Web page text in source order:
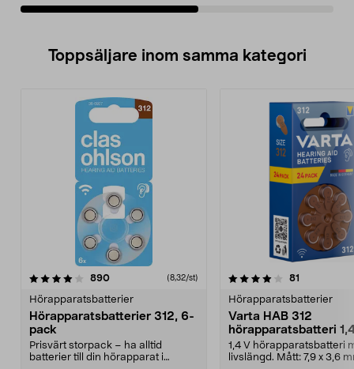
Toppsäljare inom samma kategori
890recensioner (8,32/st)
Hörapparatsbatterier
Hörapparatsbatterier 312, 6-
pack
Prisvärt storpack – ha alltid
batterier till din hörapparat i
4.0 av 5 stjärnor 81
Hörapparatsbatterier
Varta HAB 312
hörapparatsbatteri
pack
1,4 V hörapparatsbatteri
livslängd. Mått: 7,9 x 3,6
4.5 av 5 stjärnor